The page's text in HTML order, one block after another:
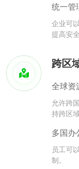
统一管
企业可
提高安
跨区
全球资
允许跨
持跨区
多国办
员工可
制。